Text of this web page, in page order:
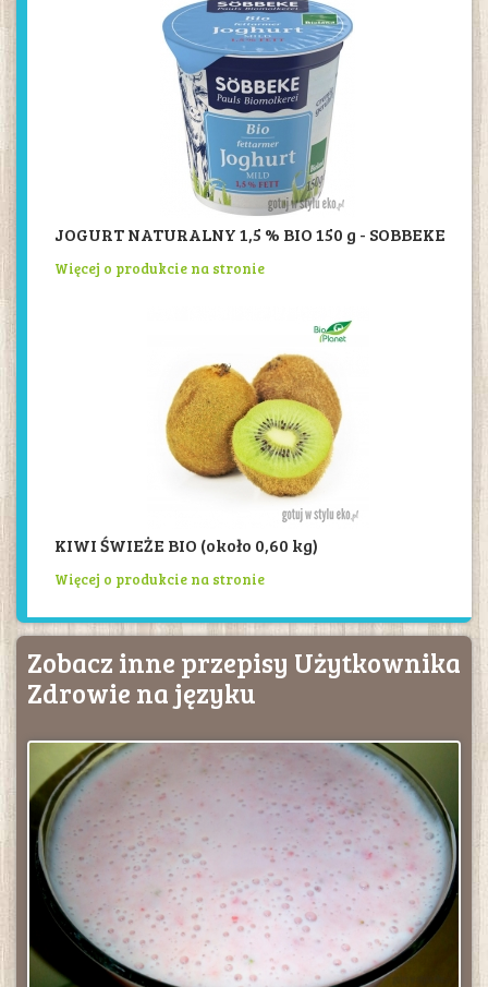
JOGURT NATURALNY 1,5 % BIO 150 g - SOBBEKE
Więcej o produkcie na stronie
KIWI ŚWIEŻE BIO (około 0,60 kg)
Więcej o produkcie na stronie
Zobacz inne przepisy Użytkownika
Zdrowie na języku